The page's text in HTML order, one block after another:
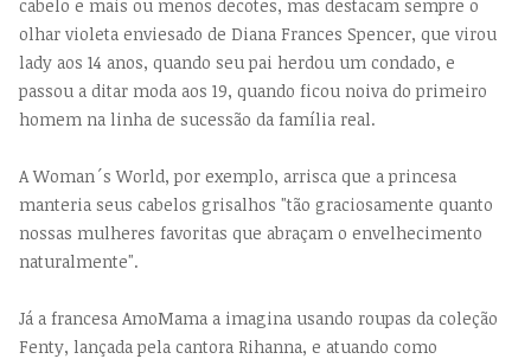
cabelo e mais ou menos decotes, mas destacam sempre o
olhar violeta enviesado de Diana Frances Spencer, que virou
lady aos 14 anos, quando seu pai herdou um condado, e
passou a ditar moda aos 19, quando ficou noiva do primeiro
homem na linha de sucessão da família real.
A Woman´s World, por exemplo, arrisca que a princesa
manteria seus cabelos grisalhos "tão graciosamente quanto
nossas mulheres favoritas que abraçam o envelhecimento
naturalmente".
Já a francesa AmoMama a imagina usando roupas da coleção
Fenty, lançada pela cantora Rihanna, e atuando como